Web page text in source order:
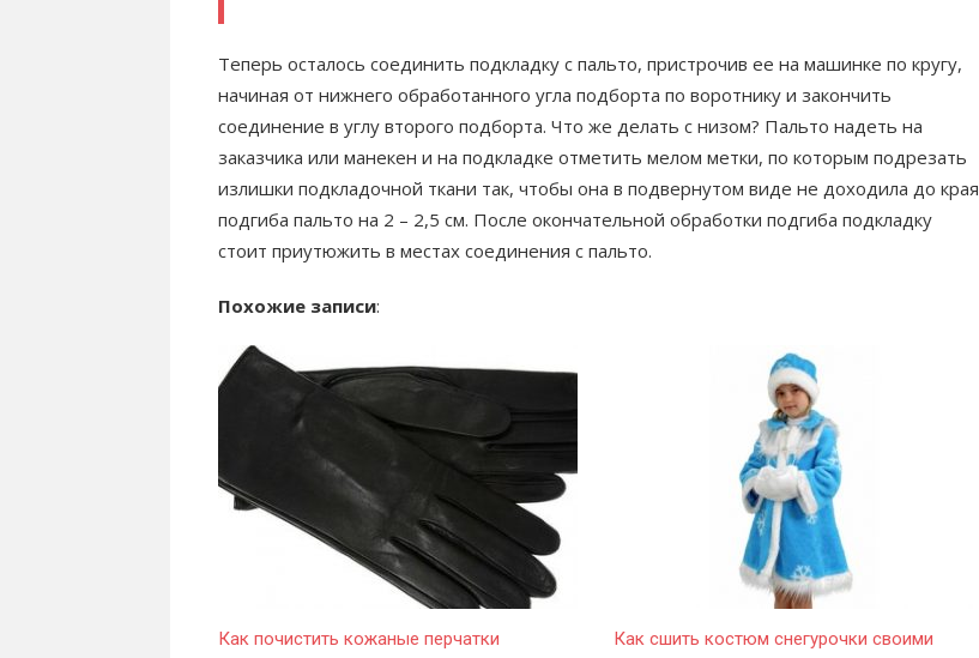
Теперь осталось соединить подкладку с пальто, пристрочив ее на машинке по кругу,
начиная от нижнего обработанного угла подборта по воротнику и закончить
соединение в углу второго подборта. Что же делать с низом? Пальто надеть на
заказчика или манекен и на подкладке отметить мелом метки, по которым подрезать
излишки подкладочной ткани так, чтобы она в подвернутом виде не доходила до края
подгиба пальто на 2 – 2,5 см. После окончательной обработки подгиба подкладку
стоит приутюжить в местах соединения с пальто.
Похожие записи:
Как почистить кожаные перчатки
Как сшить костюм снегурочки своими